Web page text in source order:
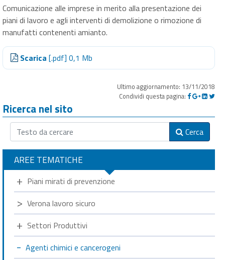
Comunicazione alle imprese in merito alla presentazione dei
piani di lavoro e agli interventi di demolizione o rimozione di
manufatti contenenti amianto.
Scarica [.pdf] 0,1 Mb
Ultimo aggiornamento: 13/11/2018
Condividi questa pagina:
Ricerca nel sito
Cerca
AREE TEMATICHE
Piani mirati di prevenzione
Verona lavoro sicuro
Settori Produttivi
Agenti chimici e cancerogeni